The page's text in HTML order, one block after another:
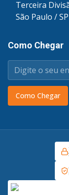
Terceira
São Paulo /
Como Chegar
Como Chegar